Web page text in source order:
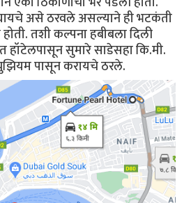
असे ठरवले असल्याने ही भटकंती
तशी कल्पना हबीबला दिली
सुमारे साडेसहा कि.मी.
पासून करायचे ठरले.